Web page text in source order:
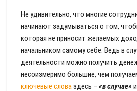
Не удивительно, что многие
начинают задумываться о том,
которая не приносит желаемых
начальником самому себе. Ведь в
деятельности можно получить
несоизмеримо большие, чем
ключевые словаздесь – «в случае» и